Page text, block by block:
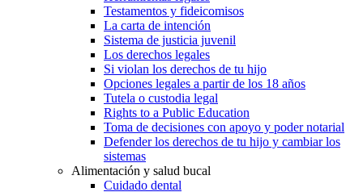
Testamentos y fideicomisos
La carta de intención
Sistema de justicia juvenil
Los derechos legales
Si violan los derechos de tu hijo
Opciones legales a partir de los 18 años
Tutela o custodia legal
Rights to a Public Education
Toma de decisiones con apoyo y poder notarial
Defender los derechos de tu hijo y cambiar los
sistemas
Alimentación y salud bucal
Cuidado dental